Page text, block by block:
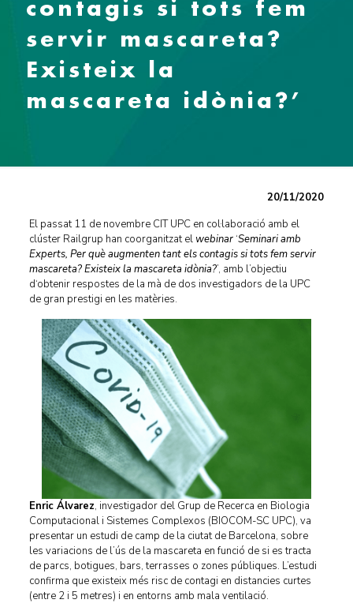
contagis si tots fem
servir mascareta?
Existeix la
mascareta idònia?’
20/11/2020
El passat 11 de novembre CIT UPC en col·laboració amb el
clúster Railgrup han coorganitzat elwebinar‘Seminari amb
Experts, Per què augmenten tant els contagis si tots fem servir
mascareta? Existeix la mascareta idònia?’, amb l’objectiu
d‘obtenir respostes de la mà de dos investigadors de la UPC
de gran prestigi en les matèries.
Enric Álvarez, investigador del Grup de Recerca en Biologia
Computacional i Sistemes Complexos (BIOCOM-SC UPC), va
presentar un estudi de camp de la ciutat de Barcelona, sobre
les variacions de l’ús de la mascareta en funció de si es tracta
de parcs, botigues, bars, terrasses o zones públiques. L’estudi
confirma que existeix més risc de contagi en distancies curtes
(entre 2 i 5 metres) i en entorns amb mala ventilació.